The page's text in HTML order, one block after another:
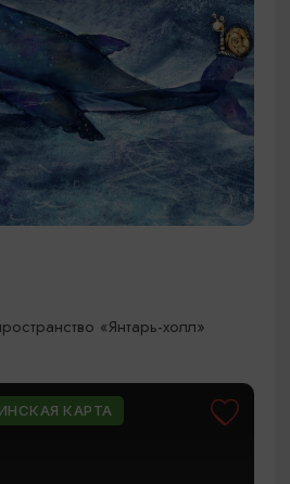
«Янтарь-холл»
КАРТА